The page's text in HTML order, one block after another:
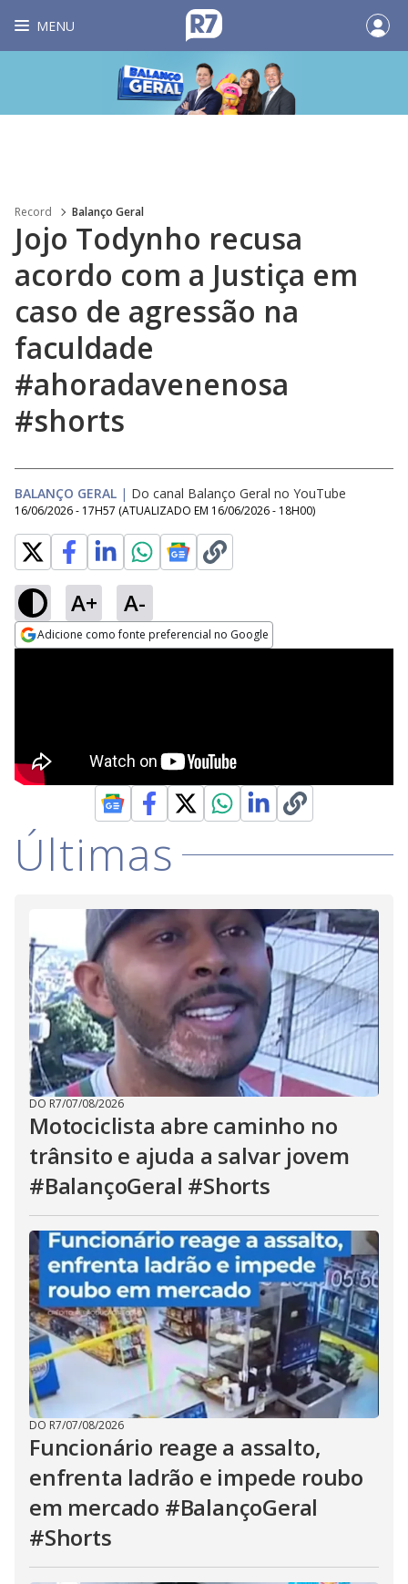
MENU
Record Balanço Geral
Jojo Todynho recusa
acordo com a Justiça em
caso de agressão na
faculdade
#ahoradavenenosa
#shorts
BALANÇO GERAL | Do canal Balanço Geral no YouTube
16/06/2026 - 17H57 (ATUALIZADO EM 16/06/2026 - 18H00)
A+ A-
Adicione como fonte preferencial no Google
Últimas
DO R7/07/08/2026
Motociclista abre caminho no
trânsito e ajuda a salvar jovem
#BalançoGeral #Shorts
DO R7/07/08/2026
Funcionário reage a assalto,
enfrenta ladrão e impede roubo
em mercado #BalançoGeral
#Shorts